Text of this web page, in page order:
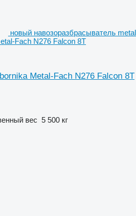
новый навозоразбрасыватель metal
Fach N276 Falcon 8T
Metal-Fach N276 Falcon 8T
вес 5 500 кг